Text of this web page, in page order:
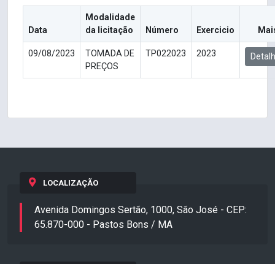
Data
Modalidade
da licitação
Número Exercicio
09/08/2023
TOMADA DE
PREÇOS
TP022023 2023
LOCALIZAÇÃO
Avenida Domingos Sertão, 1000, São José - CEP:
65.870-000 - Pastos Bons / MA